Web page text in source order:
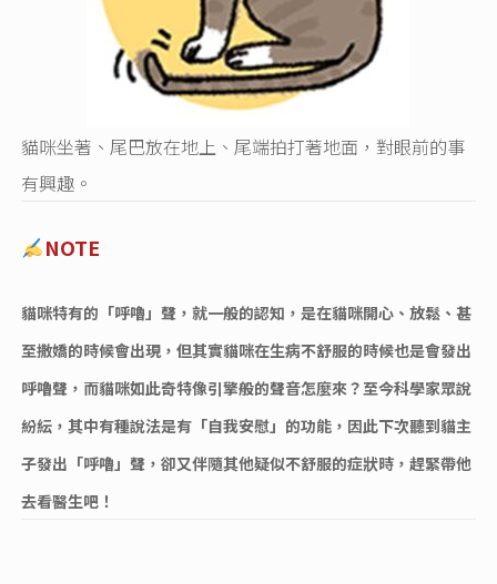
貓咪坐著、尾巴放在地上、尾端拍打著地面，對眼前的事
有興趣。
NOTE
貓咪特有的「呼嚕」聲，就一般的認知，是在貓咪開心、放鬆、甚
至撒嬌的時候會出現，但其實貓咪在生病不舒服的時候也是會發出
呼嚕聲，而貓咪如此奇特像引擎般的聲音怎麼來？至今科學家眾說
紛紜，其中有種說法是有「自我安慰」的功能，因此下次聽到貓主
子發出「呼嚕」聲，卻又伴隨其他疑似不舒服的症狀時，趕緊帶他
去看醫生吧！